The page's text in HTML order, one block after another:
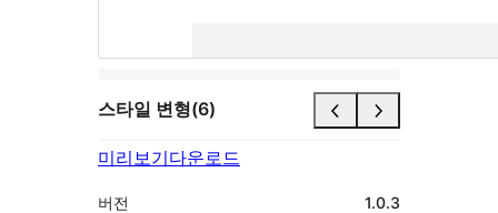
스타일 변형(6)
미리보기다운로드
버전
1.0.3